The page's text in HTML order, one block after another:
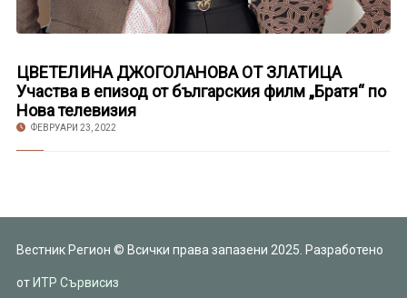
ЦВЕТЕЛИНА ДЖОГОЛАНОВА ОТ ЗЛАТИЦА
Участва в епизод от българския филм „Братя“ по
Нова телевизия
ФЕВРУАРИ 23, 2022
Вестник Регион © Всички права запазени 2025. Разработено
от ИТР Сървисиз